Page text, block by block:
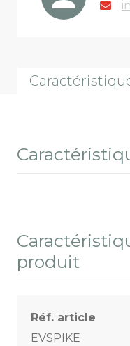
produit
Réf. article
EVSPIKE